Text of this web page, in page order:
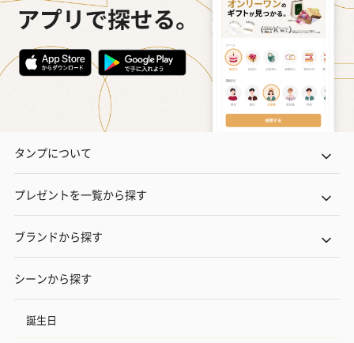
タンプについて
プレゼントを一覧から探す
ブランドから探す
シーンから探す
誕生日